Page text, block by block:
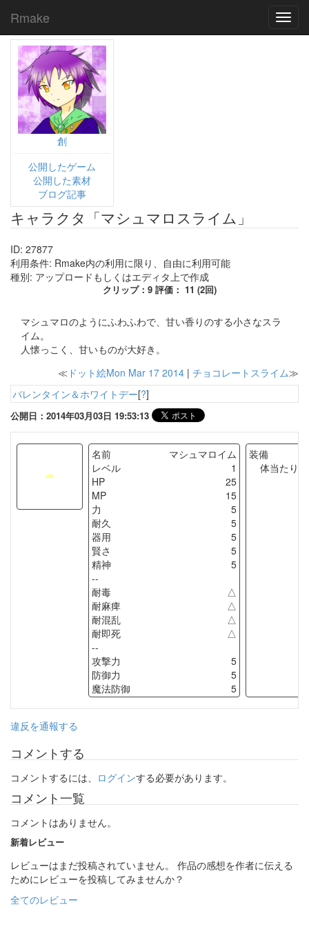
Rmake
創
公開したゲーム
公開した素材
ブログ記事
キャラクタ「マシュマロスライム」
ID: 27877
利用条件: Rmake内の利用に限り、自由に利用可能
種別: アップロードもしくはエディタ上で作成
クリップ：9 評価： 11 (2回)
マシュマロのようにふわふわで、甘い香りのする小さなスラ
イム。
人懐っこく、甘いものが大好き。
≪ ドット絵Mon Mar 17 2014 | チョコレートスライム≫
バレンタイン＆ホワイトデー[?]
公開日：2014年03月03日 19:53:13
名前
マシュマロイム
レベル
1
HP
25
MP
15
力
5
耐久
5
器用
5
賢さ
5
精神
5
--
耐毒
△
耐麻痺
△
耐混乱
△
耐即死
△
--
攻撃力
5
防御力
5
魔法防御
5
装備
体当たり
違反を通報する
コメントする
コメントするには、 ログインする必要があります。
コメント一覧
コメントはありません。
新着レビュー
レビューはまだ投稿されていません。 作品の感想を作者に伝える
ためにレビューを投稿してみませんか？
全てのレビュー